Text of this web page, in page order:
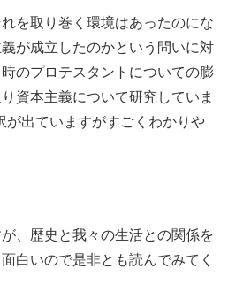
を取り巻く環境はあったのにな
が成立したのかという問いに対
のプロテスタントについての膨
資本主義について研究していま
が出ていますがすごくわかりや
、歴史と我々の生活との関係を
白いので是非とも読んでみてく